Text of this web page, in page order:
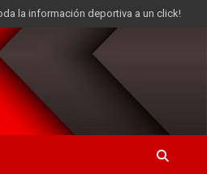
la información deportiva a un click!